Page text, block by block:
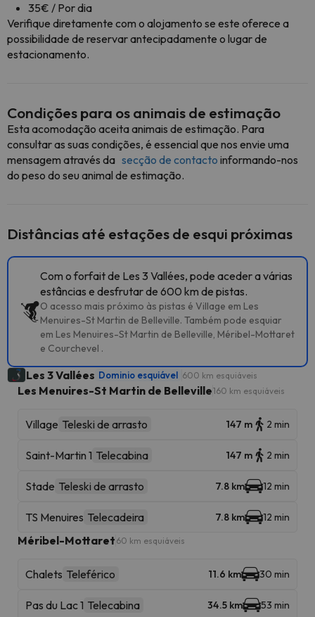
35€ / Por dia
Verifique diretamente com o alojamento se este oferece a
possibilidade de reservar antecipadamente o lugar de
estacionamento.
Condições para os animais de estimação
Esta acomodação aceita animais de estimação. Para
consultar as suas condições, é essencial que nos envie uma
mensagem através da secção de contacto informando-nos
do peso do seu animal de estimação.
Distâncias até estações de esqui próximas
Com o forfait de Les 3 Vallées, pode aceder a várias
estâncias e desfrutar de 600 km de pistas.
O acesso mais próximo às pistas é Village em Les
Menuires-St Martin de Belleville. Também pode esquiar
em Les Menuires-St Martin de Belleville, Méribel-Mottaret
e Courchevel .
Les 3 Vallées Dominio esquiável 600 km esquiáveis
Les Menuires-St Martin de Belleville160 km esquiáveis
Village Teleski de arrasto 147 m 2 min
Saint-Martin 1 Telecabina 147 m 2 min
Stade Teleski de arrasto 7.8 km 12 min
TS Menuires Telecadeira 7.8 km 12 min
Méribel-Mottaret 60 km esquiáveis
Chalets Teleférico 11.6 km 30 min
Pas du Lac 1 Telecabina 34.5 km 53 min